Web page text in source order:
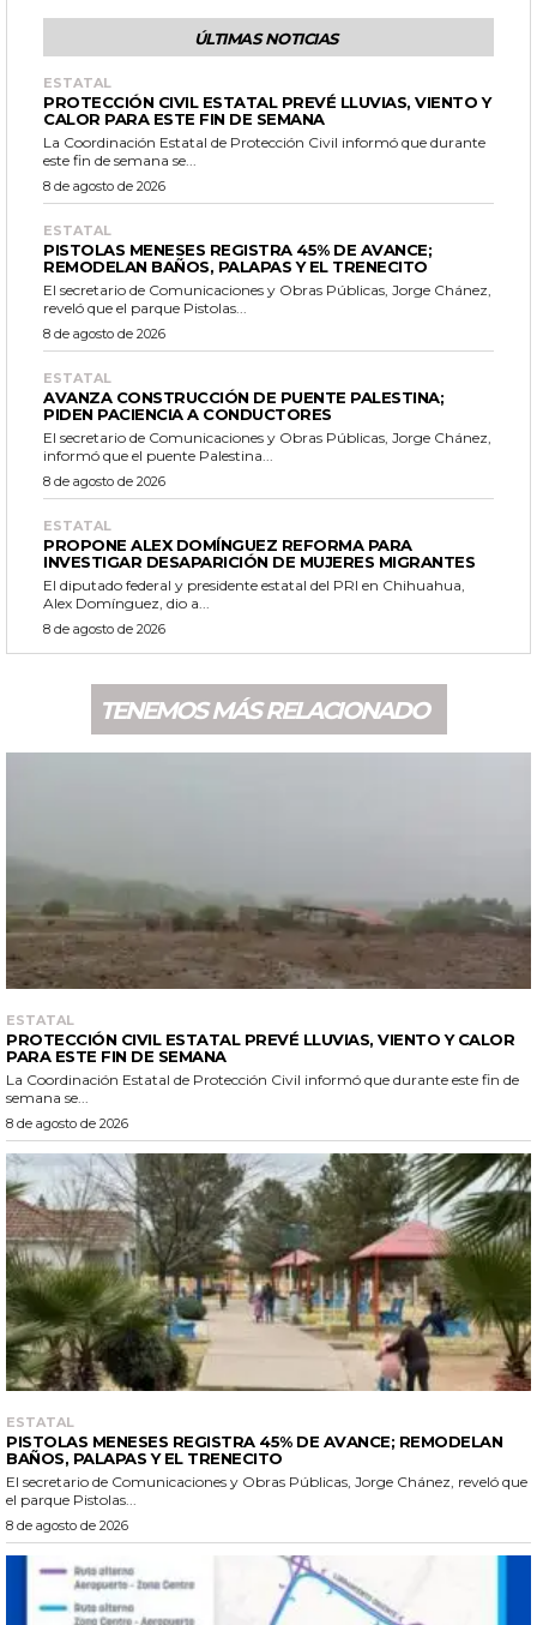
ÚLTIMAS NOTICIAS
ESTATAL
PROTECCIÓN CIVIL ESTATAL PREVÉ LLUVIAS, VIENTO Y
CALOR PARA ESTE FIN DE SEMANA
La Coordinación Estatal de Protección Civil informó que durante
este fin de semana se...
8 de agosto de 2026
ESTATAL
PISTOLAS MENESES REGISTRA 45% DE AVANCE;
REMODELAN BAÑOS, PALAPAS Y EL TRENECITO
El secretario de Comunicaciones y Obras Públicas, Jorge Chánez,
reveló que el parque Pistolas...
8 de agosto de 2026
ESTATAL
AVANZA CONSTRUCCIÓN DE PUENTE PALESTINA;
PIDEN PACIENCIA A CONDUCTORES
El secretario de Comunicaciones y Obras Públicas, Jorge Chánez,
informó que el puente Palestina...
8 de agosto de 2026
ESTATAL
PROPONE ALEX DOMÍNGUEZ REFORMA PARA
INVESTIGAR DESAPARICIÓN DE MUJERES MIGRANTES
El diputado federal y presidente estatal del PRI en Chihuahua,
Alex Domínguez, dio a...
8 de agosto de 2026
TENEMOS MÁS RELACIONADO
ESTATAL
PROTECCIÓN CIVIL ESTATAL PREVÉ LLUVIAS, VIENTO Y CALOR
PARA ESTE FIN DE SEMANA
La Coordinación Estatal de Protección Civil informó que durante este fin de
semana se...
8 de agosto de 2026
ESTATAL
PISTOLAS MENESES REGISTRA 45% DE AVANCE; REMODELAN
BAÑOS, PALAPAS Y EL TRENECITO
El secretario de Comunicaciones y Obras Públicas, Jorge Chánez, reveló que
el parque Pistolas...
8 de agosto de 2026